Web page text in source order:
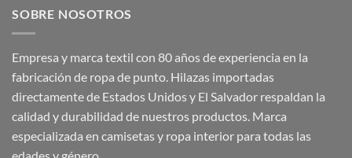
SOBRE NOSOTROS
Empresa y marca textil con 80 años de experiencia en la
fabricación de ropa de punto. Hilazas importadas
directamente de Estados Unidos y El Salvador respaldan la
calidad y durabilidad de nuestros productos. Marca
especializada en camisetas y ropa interior para todas las